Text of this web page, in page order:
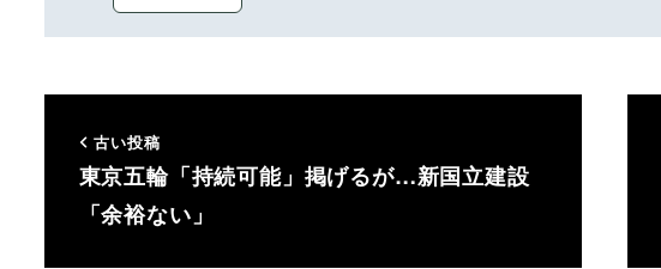
古い投稿
東京五輪「持続可能」掲げるが…新国立建設
「余裕ない」